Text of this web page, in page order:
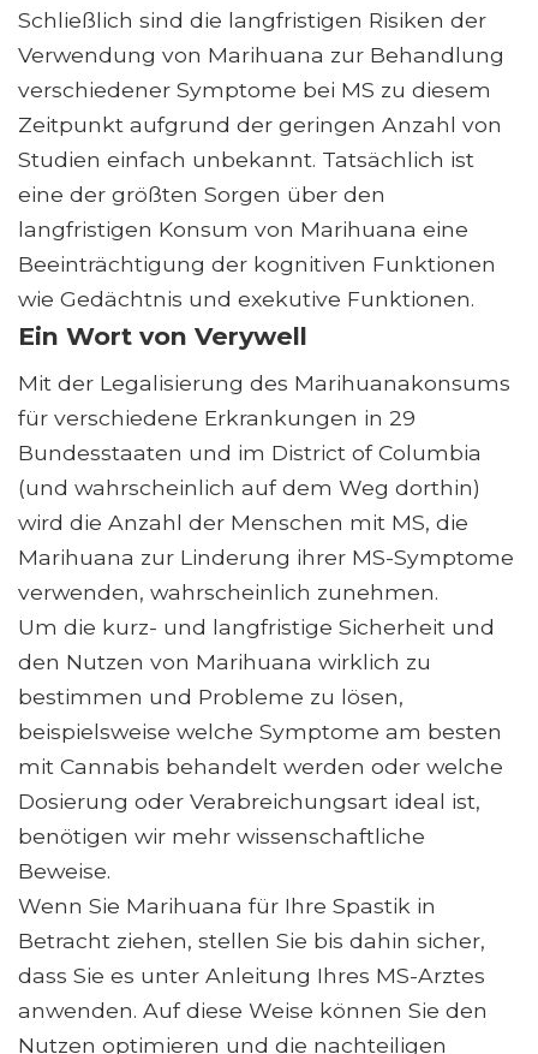
Schließlich sind die langfristigen Risiken der
Verwendung von Marihuana zur Behandlung
verschiedener Symptome bei MS zu diesem
Zeitpunkt aufgrund der geringen Anzahl von
Studien einfach unbekannt. Tatsächlich ist
eine der größten Sorgen über den
langfristigen Konsum von Marihuana eine
Beeinträchtigung der kognitiven Funktionen
wie Gedächtnis und exekutive Funktionen.
Ein Wort von Verywell
Mit der Legalisierung des Marihuanakonsums
für verschiedene Erkrankungen in 29
Bundesstaaten und im District of Columbia
(und wahrscheinlich auf dem Weg dorthin)
wird die Anzahl der Menschen mit MS, die
Marihuana zur Linderung ihrer MS-Symptome
verwenden, wahrscheinlich zunehmen.
Um die kurz- und langfristige Sicherheit und
den Nutzen von Marihuana wirklich zu
bestimmen und Probleme zu lösen,
beispielsweise welche Symptome am besten
mit Cannabis behandelt werden oder welche
Dosierung oder Verabreichungsart ideal ist,
benötigen wir mehr wissenschaftliche
Beweise.
Wenn Sie Marihuana für Ihre Spastik in
Betracht ziehen, stellen Sie bis dahin sicher,
dass Sie es unter Anleitung Ihres MS-Arztes
anwenden. Auf diese Weise können Sie den
Nutzen optimieren und die nachteiligen